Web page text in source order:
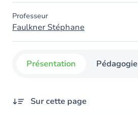
Professeur
Faulkner Stéphane
Présentation Pédagogie
Sur cette page